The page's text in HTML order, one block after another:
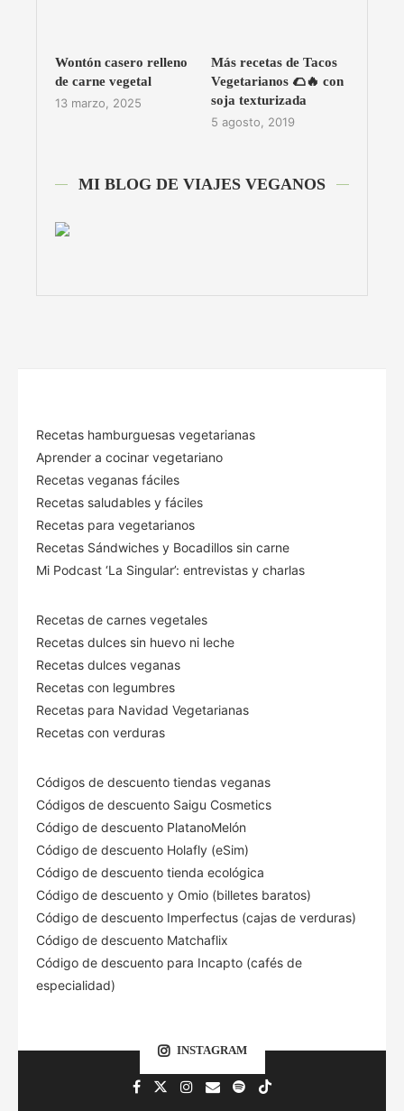
Wontón casero relleno
de carne vegetal
13 marzo, 2025
Más recetas de Tacos
Vegetarianos 🌮🔥 con
soja texturizada
5 agosto, 2019
MI BLOG DE VIAJES VEGANOS
Recetas hamburguesas vegetarianas
Aprender a cocinar vegetariano
Recetas veganas fáciles
Recetas saludables y fáciles
Recetas para vegetarianos
Recetas Sándwiches y Bocadillos sin carne
Mi Podcast ‘La Singular’: entrevistas y charlas
Recetas de carnes vegetales
Recetas dulces sin huevo ni leche
Recetas dulces veganas
Recetas con legumbres
Recetas para Navidad Vegetarianas
Recetas con verduras
Códigos de descuento tiendas veganas
Códigos de descuento Saigu Cosmetics
Código de descuento PlatanoMelón
Código de descuento Holafly (eSim)
Código de descuento tienda ecológica
Código de descuento y Omio (billetes baratos)
Código de descuento Imperfectus (cajas de verduras)
Código de descuento Matchaflix
Código de descuento para Incapto (cafés de
especialidad)
INSTAGRAM